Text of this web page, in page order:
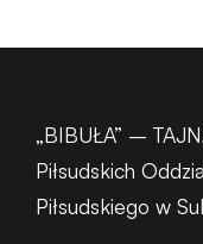
„BIBUŁA” –
Piłsudskich
Piłsudskiego w